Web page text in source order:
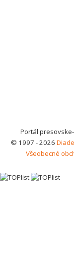
Portál
© 1997 - 2026
Všeobecné